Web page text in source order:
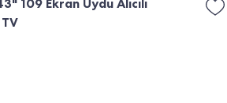
109 Ekran Uydu Alıcılı